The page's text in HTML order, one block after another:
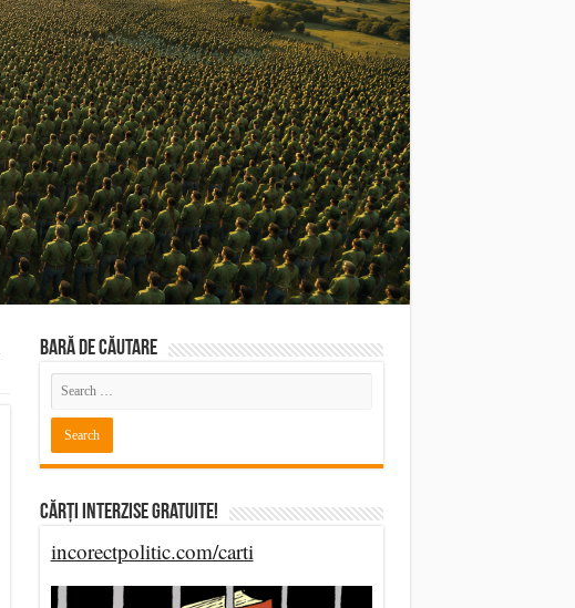
BARĂ DE CĂUTARE
Cărți Interzise Gratuite!
incorectpolitic.com/carti